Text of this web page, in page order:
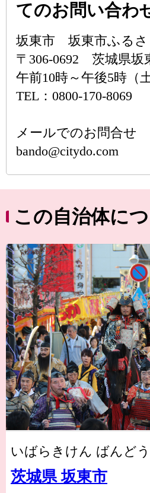
てのお問い合わ
坂東市 坂東市ふるさ
〒306-0692 茨城県坂
午前10時～午後5時（
TEL：0800-170-8069
メールでのお問合せ
bando@citydo.com
この自治体に
いばらきけん ばんど
茨城県 坂東市